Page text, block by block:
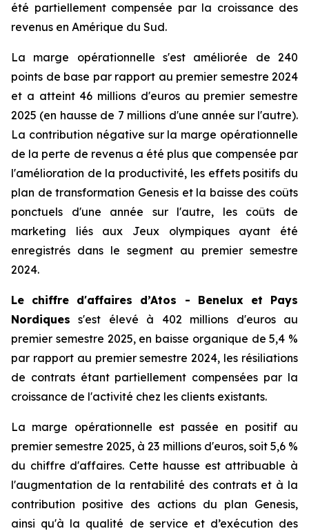
été partiellement compensée par la croissance des
revenus en Amérique du Sud.
La marge opérationnelle s'est améliorée de 240
points de base par rapport au premier semestre 2024
et a atteint 46 millions d'euros au premier semestre
2025 (en hausse de 7 millions d'une année sur l'autre).
La contribution négative sur la marge opérationnelle
de la perte de revenus a été plus que compensée par
l'amélioration de la productivité, les effets positifs du
plan de transformation Genesis et la baisse des coûts
ponctuels d'une année sur l'autre, les coûts de
marketing liés aux Jeux olympiques ayant été
enregistrés dans le segment au premier semestre
2024.
Le chiffre d'affaires d’Atos - Benelux et Pays
Nordiques s'est élevé à 402 millions d'euros au
premier semestre 2025, en baisse organique de 5,4 %
par rapport au premier semestre 2024, les résiliations
de contrats étant partiellement compensées par la
croissance de l'activité chez les clients existants.
La marge opérationnelle est passée en positif au
premier semestre 2025, à 23 millions d'euros, soit 5,6 %
du chiffre d'affaires. Cette hausse est attribuable à
l'augmentation de la rentabilité des contrats et à la
contribution positive des actions du plan Genesis,
ainsi qu'à la qualité de service et d’exécution des